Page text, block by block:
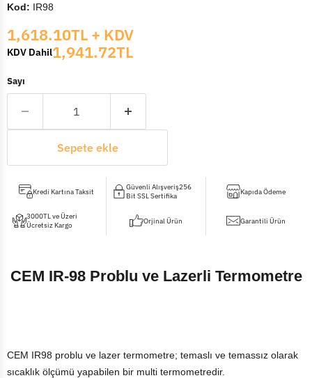
Kod: IR98
Mevcut fiyat
1,618.10TL + KDV
KDV Dahil1,941.72TL
Sayı
Sepete ekle
Kredi Kartına Taksit
Güvenli Alışveriş256
Bit SSL Sertifika
Kapıda Ödeme
3000TL ve Üzeri
Ücretsiz Kargo
Orjinal Ürün Garantili Ürün
CEM IR-98 Problu ve Lazerli Termometre
CEM IR98 problu ve lazer termometre; temaslı ve temassız olarak
sıcaklık ölçümü yapabilen bir multi termometredir.